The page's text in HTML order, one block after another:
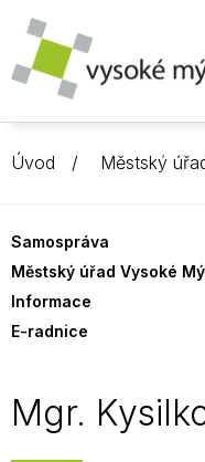
Úvod Městský
Samospráva
Městský úřad Vysoké
Informace
E-radnice
Mgr.